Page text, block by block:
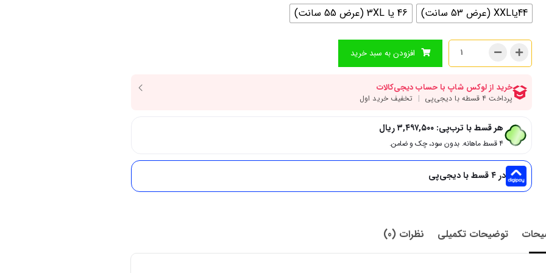
44یاXXL (عرض 53 سانت) 46 یا 3XL (عرض 55 سانت)
افزودن به سبد خرید
هر قسط با ترب‌پی: ۳,۴۹۷,۵۰۰ریال
۴ قسط ماهانه. بدون سود، چک و ضامن.
در ۴ قسط با دیجی‌پی
توضیحات تکمیلی نظرات (0)